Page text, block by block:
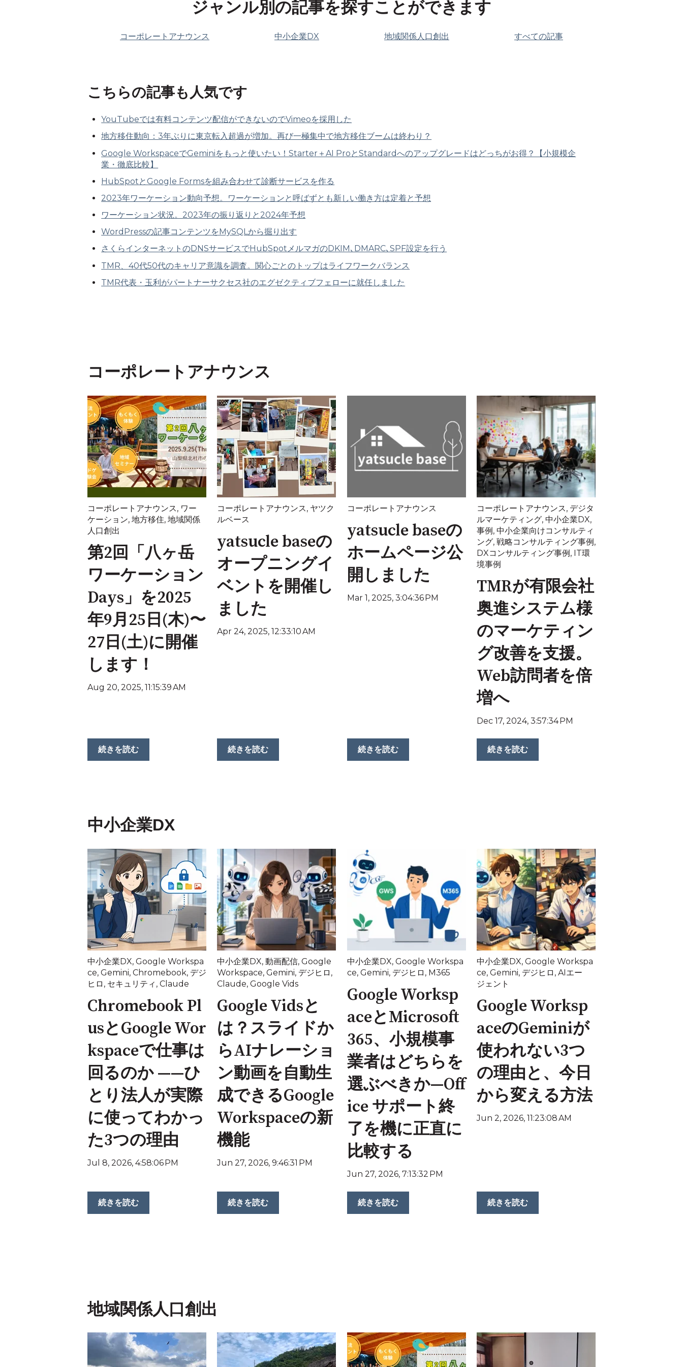
ジャンル別の記事を探すことができます
コーポレートアナウンス 中小企業DX 地域関係人口創出 すべての記事
こちらの記事も人気です
YouTubeでは有料コンテンツ配信ができないのでVimeoを採用した
地方移住動向：3年ぶりに東京転入超過が増加。再び一極集中で地方移住ブームは終わり？
Google WorkspaceでGeminiをもっと使いたい！Starter＋AI ProとStandardへのアップグレードはどっちがお得？【小規模企
業・徹底比較】
HubSpotとGoogle Formsを組み合わせて診断サービスを作る
2023年ワーケーション動向予想。ワーケーションと呼ばずとも新しい働き方は定着と予想
ワーケーション状況。2023年の振り返りと2024年予想
WordPressの記事コンテンツをMySQLから掘り出す
さくらインターネットのDNSサービスでHubSpotメルマガのDKIM､DMARC､SPF設定を行う
TMR、40代50代のキャリア意識を調査。関心ごとのトップはライフワークバランス
TMR代表・玉利がパートナーサクセス社のエグゼクティブフェローに就任しました
コーポレートアナウンス
コーポレートアナウンス, ワー
ケーション, 地方移住, 地域関係
人口創出
第2回「八ヶ岳
ワーケーション
Days」を2025
年9月25日(木)〜
27日(土)に開催
します！
Aug 20, 2025, 11:15:39 AM
続きを読む
コーポレートアナウンス, ヤツク
ルベース
yatsucle baseの
オープニングイ
ベントを開催し
ました
Apr 24, 2025, 12:33:10 AM
続きを読む
コーポレートアナウンス
yatsucle baseの
ホームページ公
開しました
Mar 1, 2025, 3:04:36 PM
続きを読む
コーポレートアナウンス, デジタ
ルマーケティング, 中小企業DX,
事例, 中小企業向けコンサルティ
ング, 戦略コンサルティング事例,
DXコンサルティング事例, IT環
境事例
TMRが有限会社
奥進システム様
のマーケティン
グ改善を支援。
Web訪問者を倍
増へ
Dec 17, 2024, 3:57:34 PM
続きを読む
中小企業DX
中小企業DX, Google Workspa
ce, Gemini, Chromebook, デジ
ヒロ , セキュリティ , Claude
Chromebook Pl
usとGoogle Wor
kspaceで仕事は
回るのか ——ひ
とり法人が実際
に使ってわかっ
た3つの理由
Jul 8, 2026, 4:58:06 PM
続きを読む
中小企業DX,動画配信,Google
Workspace,Gemini, デジヒロ ,
Claude,Google Vids
Google Vidsと
は？スライドか
らAIナレーショ
ン動画を自動生
成できるGoogle
Workspaceの新
機能
Jun 27, 2026, 9:46:31 PM
続きを読む
中小企業DX, Google Workspa
ce, Gemini, デジヒロ , M365
Google Worksp
aceとMicrosoft
365、小規模事
業者はどちらを
選ぶべきか—Off
ice サポート終
了を機に正直に
比較する
Jun 27, 2026, 7:13:32 PM
続きを読む
中小企業DX, Google Workspa
ce, Gemini, デジヒロ , AIエー
ジェント
Google Worksp
aceのGeminiが
使われない3つ
の理由と、今日
から変える方法
Jun 2, 2026, 11:23:08 AM
続きを読む
地域関係人口創出